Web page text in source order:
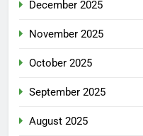
December 2025
November 2025
October 2025
September 2025
August 2025